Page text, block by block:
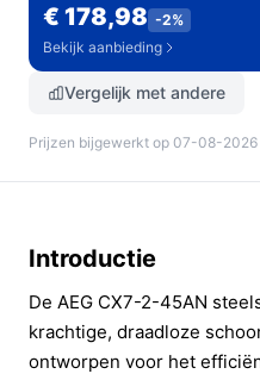
€ 178,98 -2%
Bekijk aanbieding
Vergelijk met andere
Prijzen bijgewerkt op 07-08-2026
Introductie
De AEG CX7-2-45AN
krachtige, draadloze
ontworpen voor het